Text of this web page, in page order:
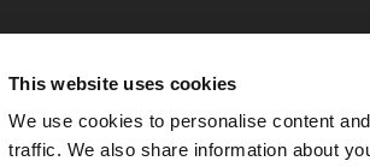
This website uses cookies
We use cookies to personalise content
traffic. We also share information about